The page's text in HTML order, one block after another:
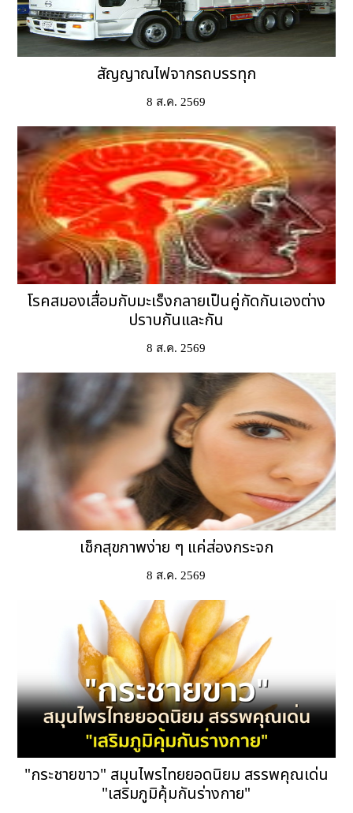
สัญญาณไฟจากรถบรรทุก
8 ส.ค. 2569
โรคสมองเสื่อมกับมะเร็งกลายเป็นคู่กัดกันเองต่าง
ปราบกันและกัน
8 ส.ค. 2569
เช็กสุขภาพง่าย ๆ แค่ส่องกระจก
8 ส.ค. 2569
"กระชายขาว" สมุนไพรไทยยอดนิยม สรรพคุณเด่น
"เสริมภูมิคุ้มกันร่างกาย"